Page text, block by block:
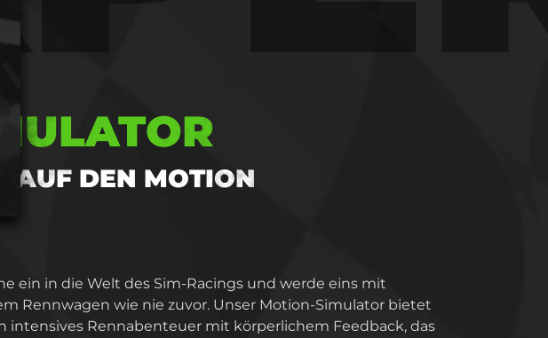
AUF DEN MOTION
ein in die Welt des Sim-Racings und werde eins mit
Rennwagen wie nie zuvor. Unser Motion-Simulator bietet
intensives Rennabenteuer mit körperlichem Feedback, das